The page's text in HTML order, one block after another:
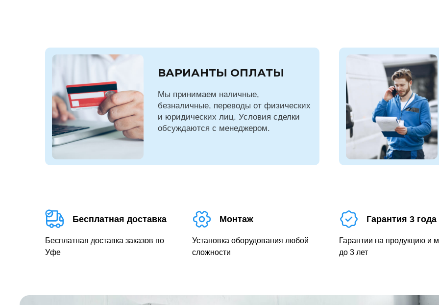
Мы принимаем наличные,
безналичные, переводы от физических
и юридических лиц. Условия сделки
обсуждаются с менеджером.
ВАРИАНТЫ ОПЛАТЫ
Бесплатная доставка
Бесплатная доставка заказов по
Уфе
Монтаж
Установка оборудования любой
сложности
Гарантия 3 года
Гарантии на продукцию и
до 3 лет